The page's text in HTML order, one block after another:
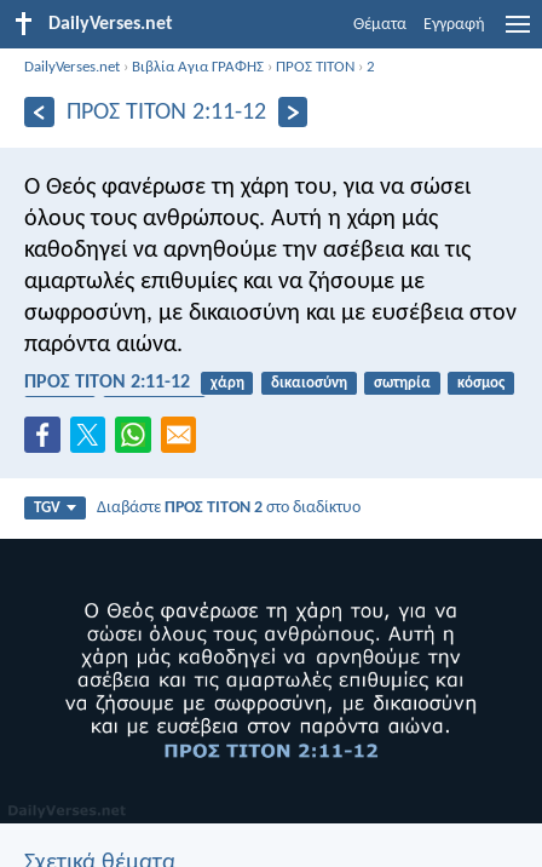
DailyVerses.net Θέματα Εγγραφή
DailyVerses.net › Βιβλία Αγια ΓΡΑΦΗΣ › ΠΡΟΣ ΤΙΤΟΝ ›2
ΠΡΟΣ ΤΙΤΟΝ 2:11-12
Ο Θεός φανέρωσε τη χάρη του, για να σώσει
όλους τους ανθρώπους. Αυτή η χάρη μάς
καθοδηγεί να αρνηθούμε την ασέβεια και τις
αμαρτωλές επιθυμίες και να ζήσουμε με
σωφροσύνη, με δικαιοσύνη και με ευσέβεια στον
παρόντα αιώνα.
ΠΡΟΣ ΤΙΤΟΝ 2:11-12 χάρη δικαιοσύνη σωτηρία
κόσμος
TGV ΔιαβάστεΠΡΟΣ ΤΙΤΟΝ 2 στο διαδίκτυο